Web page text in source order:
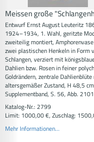
Meissen große
Entwurf Ernst August Leuteritz
1924–1934, 1. Wahl, geritzte
zweiteilig montiert,
zwei plastischen Henkeln in Form
Schlangen, verziert mit
Dahlien bzw. Rosen in feiner
Goldrändern, zentrale
altersgemäßer Zustand, H 48,5
Supplementband, S. 56, Abb.
Katalog-Nr.: 2799
Limit: 1000,00 €, Zuschlag:
Mehr Informationen...